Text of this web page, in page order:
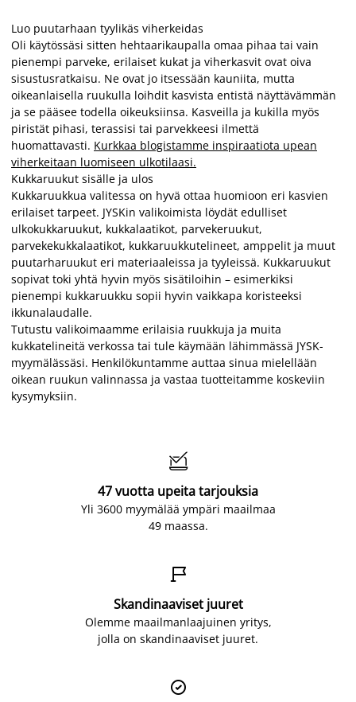
Luo puutarhaan tyylikäs viherkeidas
Oli käytössäsi sitten hehtaarikaupalla omaa pihaa tai vain
pienempi parveke, erilaiset kukat ja viherkasvit ovat oiva
sisustusratkaisu. Ne ovat jo itsessään kauniita, mutta
oikeanlaisella ruukulla loihdit kasvista entistä näyttävämmän
ja se pääsee todella oikeuksiinsa. Kasveilla ja kukilla myös
piristät pihasi, terassisi tai parvekkeesi ilmettä
huomattavasti. Kurkkaa blogistamme inspiraatiota upean
viherkeitaan luomiseen ulkotilaasi.
Kukkaruukut sisälle ja ulos
Kukkaruukkua valitessa on hyvä ottaa huomioon eri kasvien
erilaiset tarpeet. JYSKin valikoimista löydät edulliset
ulkokukkaruukut, kukkalaatikot, parvekeruukut,
parvekekukkalaatikot, kukkaruukkutelineet, amppelit ja muut
puutarharuukut eri materiaaleissa ja tyyleissä. Kukkaruukut
sopivat toki yhtä hyvin myös sisätiloihin – esimerkiksi
pienempi kukkaruukku sopii hyvin vaikkapa koristeeksi
ikkunalaudalle.
Tutustu valikoimaamme erilaisia ruukkuja ja muita
kukkatelineitä verkossa tai tule käymään lähimmässä JYSK-
myymälässäsi. Henkilökuntamme auttaa sinua mielellään
oikean ruukun valinnassa ja vastaa tuotteitamme koskeviin
kysymyksiin.

47 vuotta upeita tarjouksia
Yli 3600 myymälää ympäri maailmaa
49 maassa.

Skandinaaviset juuret
Olemme maailmanlaajuinen yritys,
jolla on skandinaaviset juuret.
